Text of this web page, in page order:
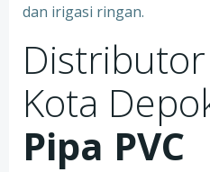
dan irigasi ringan.
Distributor
Kota
Pipa PVC